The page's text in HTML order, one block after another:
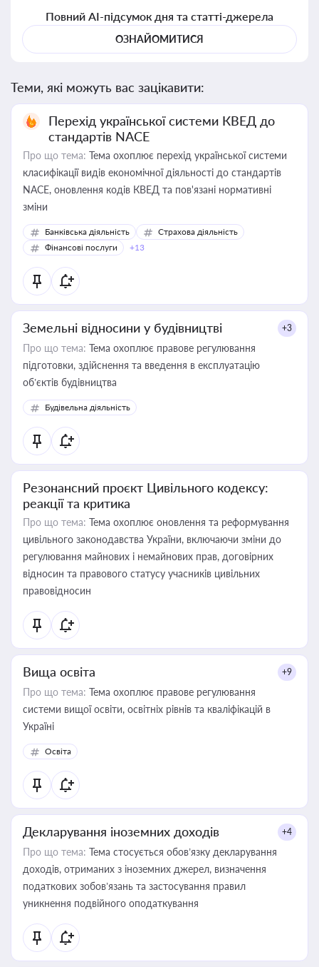
Повний AI-підсумок дня та статті-джерела
ОЗНАЙОМИТИСЯ
Теми, які можуть вас зацікавити:
Перехід української системи КВЕД до
стандартів NACE
Про що тема: Тема охоплює перехід української системи
класифікації видів економічної діяльності до стандартів
NACE, оновлення кодів КВЕД та пов'язані нормативні
зміни
Банківська діяльність
Страхова діяльність
Фінансові послуги
+13
Земельні відносини у будівництві +3
Про що тема: Тема охоплює правове регулювання
підготовки, здійснення та введення в експлуатацію
об’єктів будівництва
Будівельна діяльність
Резонансний проєкт Цивільного кодексу:
реакції та критика
Про що тема: Тема охоплює оновлення та реформування
цивільного законодавства України, включаючи зміни до
регулювання майнових і немайнових прав, договірних
відносин та правового статусу учасників цивільних
правовідносин
Вища освіта +9
Про що тема: Тема охоплює правове регулювання
системи вищої освіти, освітніх рівнів та кваліфікацій в
Україні
Освіта
Декларування іноземних доходів +4
Про що тема: Тема стосується обов’язку декларування
доходів, отриманих з іноземних джерел, визначення
податкових зобов’язань та застосування правил
уникнення подвійного оподаткування